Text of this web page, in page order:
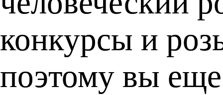
конкурсы и
поэтому вы